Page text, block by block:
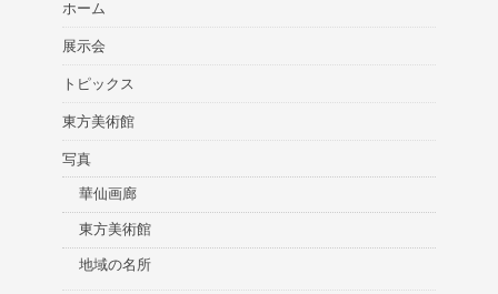
ホーム
展示会
トピックス
東方美術館
写真
華仙画廊
東方美術館
地域の名所